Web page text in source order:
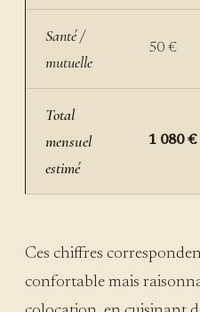
Santé /
mutuelle
50 €
Total
mensuel
estimé
1 080 €
Ces chiffres
confortable mais